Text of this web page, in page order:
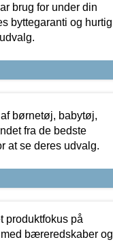
brug for under din
byttegaranti og hurtig
børnetøj, babytøj,
fra de bedste
at se deres udvalg.
produktfokus på
bæreredskaber og